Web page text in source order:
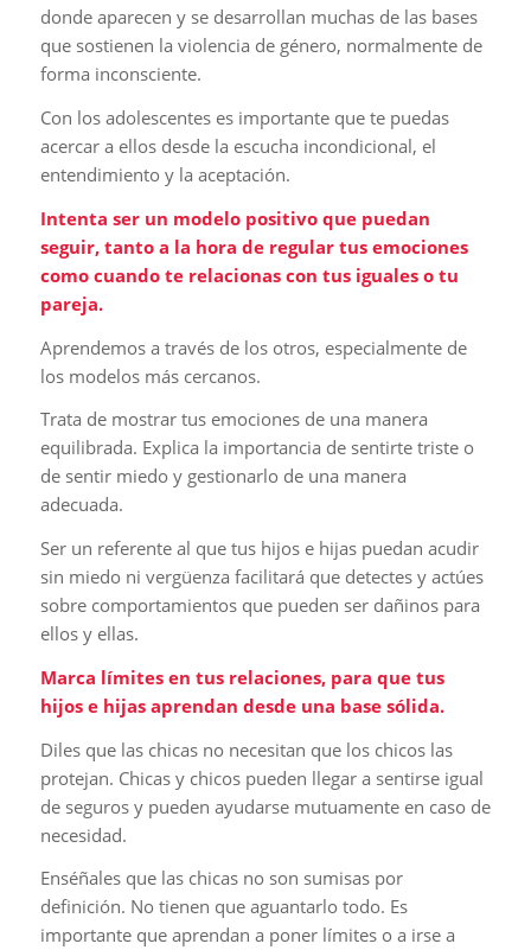
donde aparecen y se desarrollan muchas de las bases
que sostienen la violencia de género, normalmente de
forma inconsciente.
Con los adolescentes es importante que te puedas
acercar a ellos desde la escucha incondicional, el
entendimiento y la aceptación.
Intenta ser un modelo positivo que puedan
seguir, tanto a la hora de regular tus emociones
como cuando te relacionas con tus iguales o tu
pareja.
Aprendemos a través de los otros, especialmente de
los modelos más cercanos.
Trata de mostrar tus emociones de una manera
equilibrada. Explica la importancia de sentirte triste o
de sentir miedo y gestionarlo de una manera
adecuada.
Ser un referente al que tus hijos e hijas puedan acudir
sin miedo ni vergüenza facilitará que detectes y actúes
sobre comportamientos que pueden ser dañinos para
ellos y ellas.
Marca límites en tus relaciones, para que tus
hijos e hijas aprendan desde una base sólida.
Diles que las chicas no necesitan que los chicos las
protejan. Chicas y chicos pueden llegar a sentirse igual
de seguros y pueden ayudarse mutuamente en caso de
necesidad.
Enséñales que las chicas no son sumisas por
definición. No tienen que aguantarlo todo. Es
importante que aprendan a poner límites o a irse a